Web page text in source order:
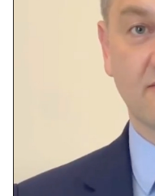
Выборы
2026
Скачай
Metro